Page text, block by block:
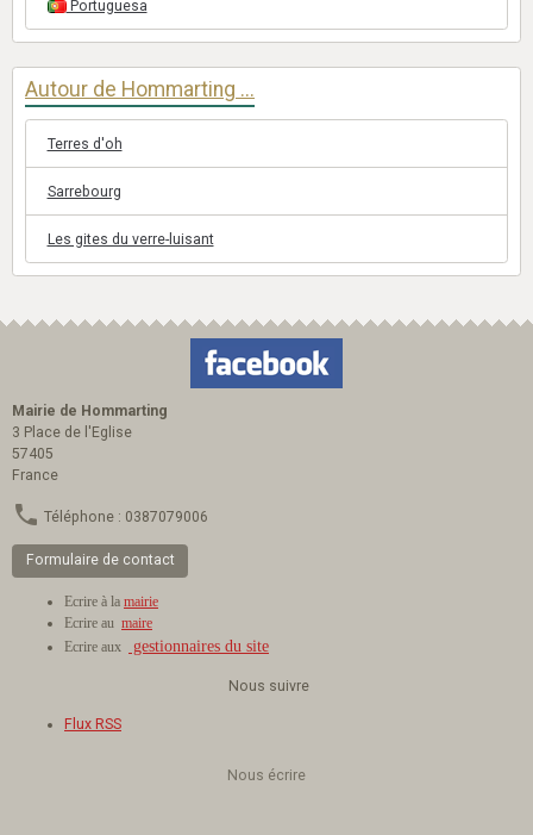
Portuguesa
Autour de Hommarting ...
Terres d'oh
Sarrebourg
Les gites du verre-luisant
Mairie de Hommarting
3 Place de l'Eglise
57405
France
Téléphone : 0387079006
Formulaire de contact
Nous écrire
Ecrire à la mairie
Ecrire au maire
Ecrire aux
gestionnaires du site
Nous suivre
Flux RSS